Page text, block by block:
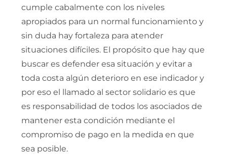
cumple cabalmente con los niveles
apropiados para un normal funcionamiento y
sin duda hay fortaleza para atender
situaciones difíciles. El propósito que hay que
buscar es defender esa situación y evitar a
toda costa algún deterioro en ese indicador y
por eso el llamado al sector solidario es que
es responsabilidad de todos los asociados de
mantener esta condición mediante el
compromiso de pago en la medida en que
sea posible.